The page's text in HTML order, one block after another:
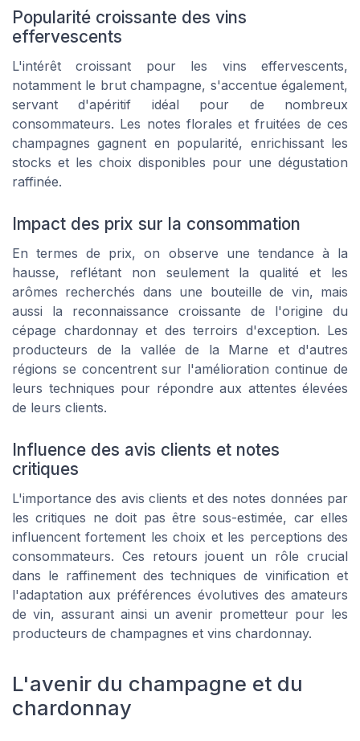
Popularité croissante des vins
effervescents
L'intérêt croissant pour les vins effervescents,
notamment le brut champagne, s'accentue également,
servant d'apéritif idéal pour de nombreux
consommateurs. Les notes florales et fruitées de ces
champagnes gagnent en popularité, enrichissant les
stocks et les choix disponibles pour une dégustation
raffinée.
Impact des prix sur la consommation
En termes de prix, on observe une tendance à la
hausse, reflétant non seulement la qualité et les
arômes recherchés dans une bouteille de vin, mais
aussi la reconnaissance croissante de l'origine du
cépage chardonnay et des terroirs d'exception. Les
producteurs de la vallée de la Marne et d'autres
régions se concentrent sur l'amélioration continue de
leurs techniques pour répondre aux attentes élevées
de leurs clients.
Influence des avis clients et notes
critiques
L'importance des avis clients et des notes données par
les critiques ne doit pas être sous-estimée, car elles
influencent fortement les choix et les perceptions des
consommateurs. Ces retours jouent un rôle crucial
dans le raffinement des techniques de vinification et
l'adaptation aux préférences évolutives des amateurs
de vin, assurant ainsi un avenir prometteur pour les
producteurs de champagnes et vins chardonnay.
L'avenir du champagne et du
chardonnay